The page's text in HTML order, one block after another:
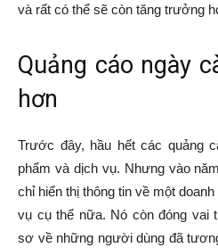
và rất có thể sẽ còn tăng trưởng
Quảng cáo ngày
hơn
Trước đây, hầu hết các quảng
phẩm và dịch vụ. Nhưng vào
chỉ hiển thị thông tin về một
vụ cụ thể nữa. Nó còn đóng vai
sơ về những người dùng đã